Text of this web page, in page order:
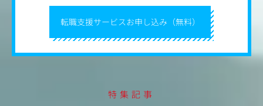
転職支援サービスお申し込み（無料）
特集記事